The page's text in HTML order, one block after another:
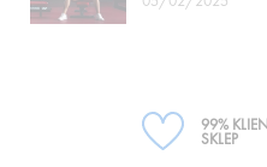
99%
SKLEP